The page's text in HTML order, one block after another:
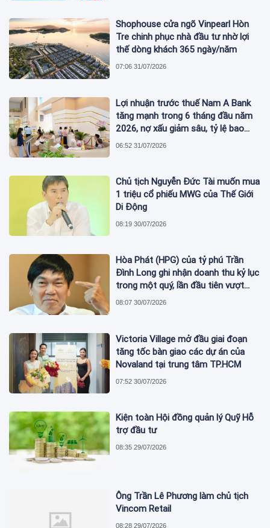
Shophouse cửa ngõ Vinpearl Hòn
Tre chinh phục nhà đầu tư nhờ lợi
thế dòng khách 365 ngày/năm
07:06 31/07/2026
Lợi nhuận trước thuế Nam A Bank
tăng mạnh trong 6 tháng đầu năm
2026, nợ xấu giảm sâu, tỷ lệ bao
phủ nợ xấu tăng vượt trội
06:52 31/07/2026
Chủ tịch Nguyễn Đức Tài muốn mua
1 triệu cổ phiếu MWG của Thế Giới
Di Động
08:19 30/07/2026
Hòa Phát (HPG) của tỷ phú Trần
Đình Long ghi nhận doanh thu kỷ lục
trong một quý, lần đầu tiên vượt
mức 2 tỷ USD
08:07 30/07/2026
Victoria Village mở đầu giai đoạn
tăng tốc bàn giao các dự án của
Novaland tại trung tâm TP.HCM
07:52 30/07/2026
Kiện toàn Hội đồng quản lý Quỹ Hỗ
trợ đầu tư
08:35 29/07/2026
Ông Trần Lê Phương làm chủ tịch
Vincom Retail
08:28 29/07/2026